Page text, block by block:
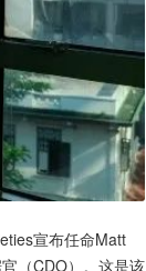
宣布任命Matt
（CDO）。这是该